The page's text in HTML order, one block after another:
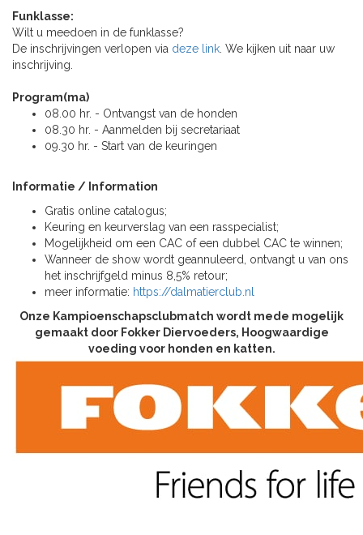
Funklasse:
Wilt u meedoen in de funklasse?
De inschrijvingen verlopen via deze link. We kijken uit naar uw
inschrijving.
Program(ma)
08.00 hr. - Ontvangst van de honden
08.30 hr. - Aanmelden bij secretariaat
09.30 hr. - Start van de keuringen
Informatie / Information
Gratis online catalogus;
Keuring en keurverslag van een rasspecialist;
Mogelijkheid om een CAC of een dubbel CAC te winnen;
Wanneer de show wordt geannuleerd, ontvangt u van ons
het inschrijfgeld minus 8,5% retour;
meer informatie: https://dalmatierclub.nl
Onze Kampioenschapsclubmatch wordt mede mogelijk
gemaakt door Fokker Diervoeders, Hoogwaardige
voeding voor honden en katten.